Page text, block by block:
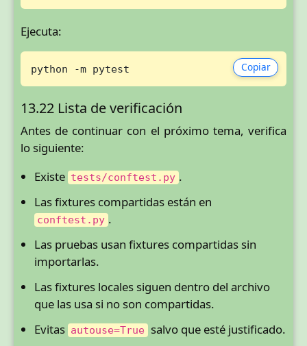
Ejecuta:
Copiar
python -m pytest
13.22 Lista de verificación
Antes de continuar con el próximo tema, verifica
lo siguiente:
Existe tests/conftest.py .
Las fixtures compartidas están en
conftest.py .
Las pruebas usan fixtures compartidas sin
importarlas.
Las fixtures locales siguen dentro del archivo
que las usa si no son compartidas.
Evitas autouse=True salvo que esté justificado.